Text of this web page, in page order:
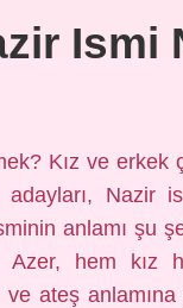
Ismi
Kız ve erkek
Nazir
anlamı şu
hem kız
ve ateş